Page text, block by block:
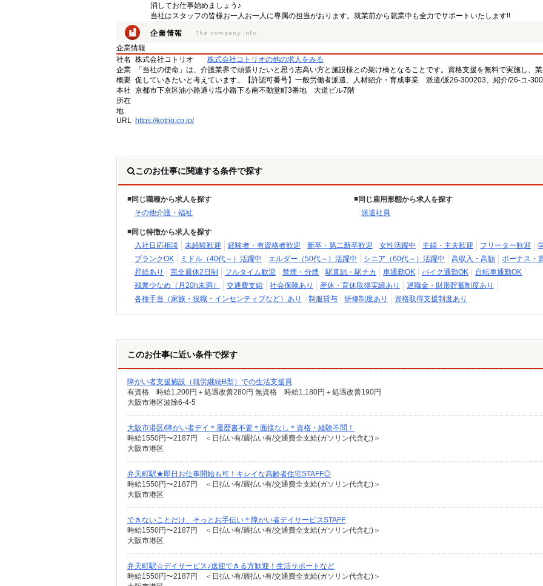
消してお仕事始めましょう♪
当社はスタッフの皆様お一人お一人に専属の担当がおります。就業前から就業中も全力でサポートいたします!!
企業情報
社名
株式会社コトリオ
株式会社コトリオの他の求人をみる
企業
概要
「当社の使命」は、介護業界で頑張りたいと思う志高い方と施設様との架け橋となることです。資格支援を無料で実施し、
促していきたいと考えています。【許認可番号】一般労働者派遣、人材紹介・育成事業 派遣/派26-300203、紹介/26-ユ-
本社
所在
地
京都市下京区油小路通り塩小路下る南不動堂町3番地 大道ビル7階
URL https://kotrio.co.jp/
このお仕事に関連する条件で探す
同じ職種から求人を探す
その他介護・福祉
同じ雇用形態から求人を探す
派遣社員
同じ特徴から求人を探す
入社日応相談
未経験歓迎 経験者・有資格者歓迎 新卒・第二新卒歓迎 女性活躍中 主婦・主夫歓迎 フリーター歓迎
ブランクOK
ミドル（40代～）活躍中 エルダー（50代～）活躍中 シニア（60代～）活躍中 高収入・高額
ボーナス・
昇給あり
完全週休2日制 フルタイム歓迎 禁煙・分煙 駅直結・駅チカ 車通勤OK バイク通勤OK
自転車通勤OK
残業少なめ（月20h未満）
交通費支給 社会保険あり 産休・育休取得実績あり
退職金・財形貯蓄制度あり
各種手当（家族・役職・インセンティブなど）あり
制服貸与 研修制度あり 資格取得支援制度あり
このお仕事に近い条件で探す
障がい者支援施設（就労継続B型）での生活支援員
有資格 時給1,200円＋処遇改善280円 無資格 時給1,180円＋処遇改善190円
大阪市港区波除6-4-5
大阪市港区/障がい者デイ＊履歴書不要＊面接なし＊資格・経験不問！
時給1550円〜2187円 ＜日払い有/週払い有/交通費全支給(ガソリン代含む)＞
大阪市港区
弁天町駅★即日お仕事開始も可！キレイな高齢者住宅STAFF◎
時給1550円〜2187円 ＜日払い有/週払い有/交通費全支給(ガソリン代含む)＞
大阪市港区
できないことだけ、そっとお手伝い＊障がい者デイサービスSTAFF
時給1550円〜2187円 ＜日払い有/週払い有/交通費全支給(ガソリン代含む)＞
大阪市港区
弁天町駅☆デイサービス♪送迎できる方歓迎！生活サポートなど
時給1550円〜2187円 ＜日払い有/週払い有/交通費全支給(ガソリン代含む)＞